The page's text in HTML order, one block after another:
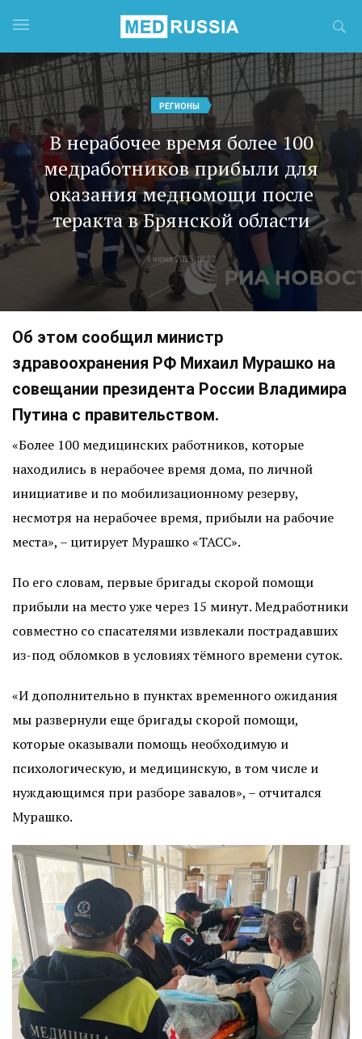
РЕГИОНЫ
В нерабочее время более 100
медработников прибыли для
оказания медпомощи после
теракта в Брянской области
4 июня 2025 18:32
Об этом сообщил министр
здравоохранения РФ Михаил Мурашко на
совещании президента России Владимира
Путина с правительством.
«Более 100 медицинских работников, которые
находились в нерабочее время дома, по личной
инициативе и по мобилизационному резерву,
несмотря на нерабочее время, прибыли на рабочие
места», – цитирует Мурашко «ТАСС».
По его словам, первые бригады скорой помощи
прибыли на место уже через 15 минут. Медработники
совместно со спасателями извлекали пострадавших
из-под обломков в условиях тёмного времени суток.
«И дополнительно в пунктах временного ожидания
мы развернули еще бригады скорой помощи,
которые оказывали помощь необходимую и
психологическую, и медицинскую, в том числе и
нуждающимся при разборе завалов», – отчитался
Мурашко.